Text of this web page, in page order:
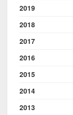
2019
2018
2017
2016
2015
2014
2013